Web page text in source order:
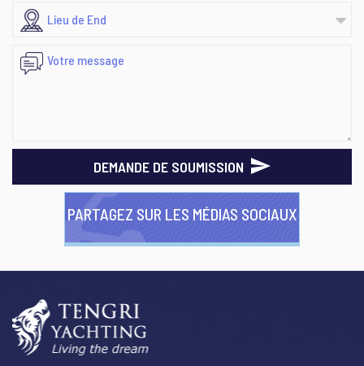
DEMANDE DE SOUMISSION
PARTAGEZ SUR LES MÉDIAS SOCIAUX